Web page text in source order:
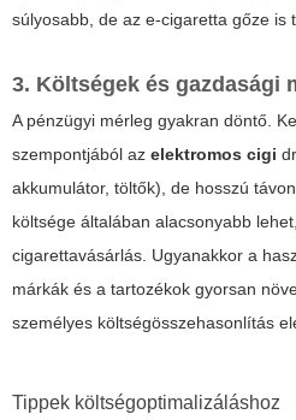
súlyosabb, de az e-cigaretta gőze is
3. Költségek és gazdasági
A pénzügyi mérleg gyakran döntő.
szempontjából az elektromos cigi
akkumulátor, töltők), de hosszú
költsége általában alacsonyabb
cigarettavásárlás. Ugyanakkor a
márkák és a tartozékok gyorsan
személyes költségösszehasonlítás
Tippek költségoptimalizáláshoz